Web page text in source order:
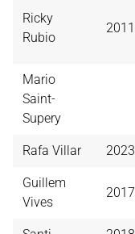
Ricky
Rubio
2011
Mario
Saint-
Supery
Rafa Villar 2023
Guillem
Vives
2017